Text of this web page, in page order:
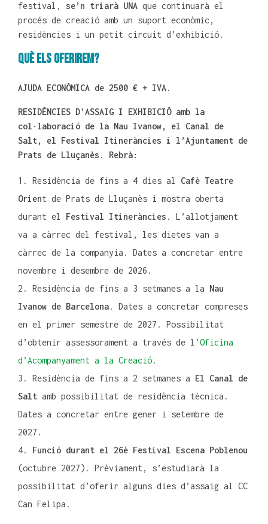
festival, se’n triarà UNA que continuarà el
procés de creació amb un suport econòmic,
residències i un petit circuit d’exhibició.
Què els oferirem?
AJUDA ECONÒMICA de 2500 € + IVA.
RESIDÈNCIES D’ASSAIG I EXHIBICIÓ amb la
col·laboració de la Nau Ivanow, el Canal de
Salt, el Festival Itineràncies i l’Ajuntament de
Prats de Lluçanès. Rebrà:
Residència de fins a 4 dies al Cafè Teatre
Orient de Prats de Lluçanès i mostra oberta
durant el Festival Itineràncies . L’allotjament
va a càrrec del festival, les dietes van a
càrrec de la companyia. Dates a concretar entre
novembre i desembre de 2026.
Residència de fins a 3 setmanes a la Nau
Ivanow de Barcelona. Dates a concretar compreses
en el primer semestre de 2027. Possibilitat
d’obtenir assessorament a través de l’Oficina
d’Acompanyament a la Creació.
Residència de fins a 2 setmanes a El Canal de
Salt amb possibilitat de residència tècnica.
Dates a concretar entre gener i setembre de
2027.
Funció durant el 26è Festival Escena Poblenou
(octubre 2027). Prèviament, s’estudiarà la
possibilitat d’oferir alguns dies d’assaig al CC
Can Felipa.